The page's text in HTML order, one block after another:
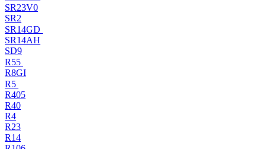
SR23V0
SR2
SR14GD
SR14AH
SD9
R55
R8GI
R5
R405
R40
R4
R23
R14